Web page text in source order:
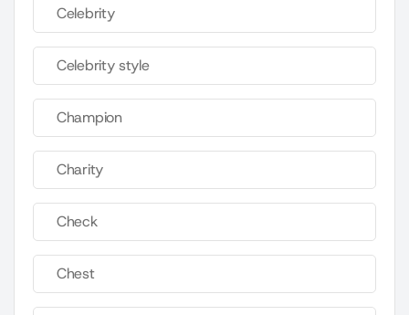
Celebrity
Celebrity style
Champion
Charity
Check
Chest